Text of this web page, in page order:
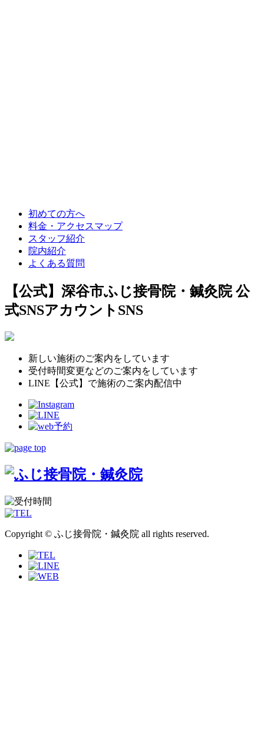
初めての方へ
料金・アクセスマップ
スタッフ紹介
院内紹介
よくある質問
【公式】深谷市ふじ接骨院・鍼灸院 公
式SNSアカウント SNS
新しい施術のご案内をしています
受付時間変更などのご案内をしています
LINE【公式】で施術のご案内配信中
Copyright © ふじ接骨院・鍼灸院 all rights reserved.